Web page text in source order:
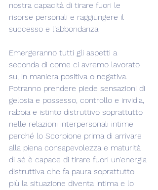
nostra capacità di tirare fuori le
risorse personali e raggiungere il
successo e l'abbondanza.
Emergeranno tutti gli aspetti a
seconda di come ci avremo lavorato
su, in maniera positiva o negativa.
Potranno prendere piede sensazioni di
gelosia e possesso, controllo e invidia,
rabbia e istinto distruttivo soprattutto
nelle relazioni interpersonali intime
perché lo Scorpione prima di arrivare
alla piena consapevolezza e maturità
di sé è capace di tirare fuori un'energia
distruttiva che fa paura soprattutto
più la situazione diventa intima e lo